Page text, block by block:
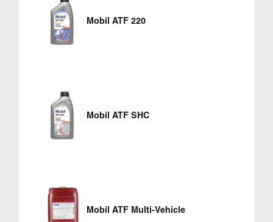
Mobil ATF 220
Mobil ATF SHC
Mobil ATF Multi-Vehicle